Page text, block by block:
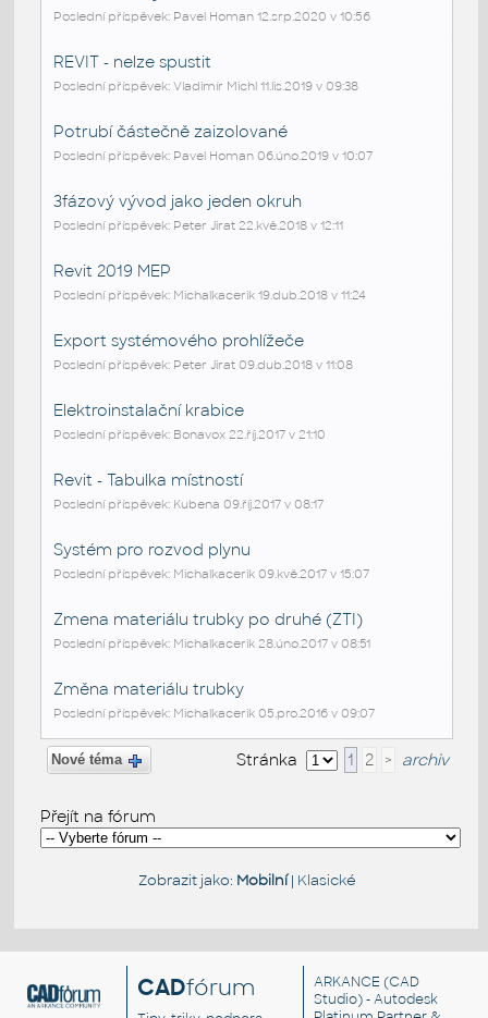
Poslední příspěvek: Pavel Homan 12.srp.2020 v 10:56
REVIT - nelze spustit
Poslední příspěvek: Vladimír Michl 11.lis.2019 v 09:38
Potrubí částečně zaizolované
Poslední příspěvek: Pavel Homan 06.úno.2019 v 10:07
3fázový vývod jako jeden okruh
Poslední příspěvek: Peter Jirat 22.kvě.2018 v 12:11
Revit 2019 MEP
Poslední příspěvek: Michalkacerik 19.dub.2018 v 11:24
Export systémového prohlížeče
Poslední příspěvek: Peter Jirat 09.dub.2018 v 11:08
Elektroinstalační krabice
Poslední příspěvek: Bonavox 22.říj.2017 v 21:10
Revit - Tabulka místností
Poslední příspěvek: Kubena 09.říj.2017 v 08:17
Systém pro rozvod plynu
Poslední příspěvek: Michalkacerik 09.kvě.2017 v 15:07
Zmena materiálu trubky po druhé (ZTI)
Poslední příspěvek: Michalkacerik 28.úno.2017 v 08:51
Změna materiálu trubky
Poslední příspěvek: Michalkacerik 05.pro.2016 v 09:07
Nové téma Stránka 1 2 > archiv
Přejít na fórum
Zobrazit jako: Mobilní| Klasické
CADfórum ARKANCE (CAD
Studio) - Autodesk